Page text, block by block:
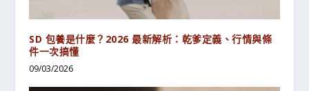
SD 包養是什麼？2026 最新解析：乾爹定義、行情與條
件一次搞懂
09/03/2026